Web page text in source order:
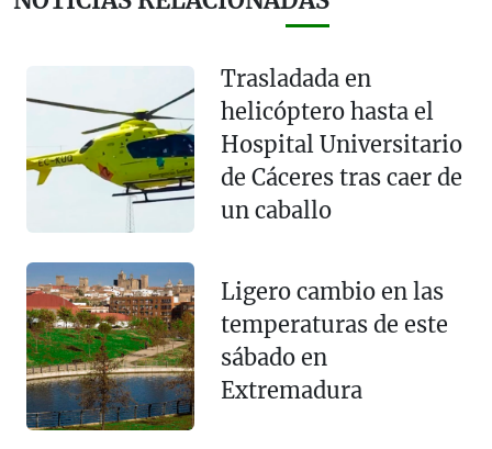
Trasladada en
helicóptero hasta el
Hospital Universitario
de Cáceres tras caer de
un caballo
Ligero cambio en las
temperaturas de este
sábado en
Extremadura